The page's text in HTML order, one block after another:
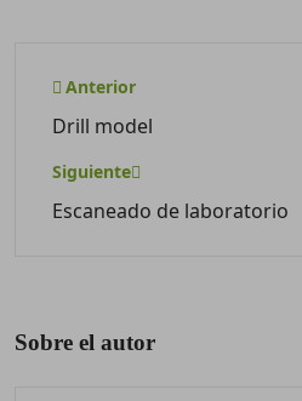
Anterior
Drill model
Siguiente
Escaneado de laboratorio
Sobre el autor